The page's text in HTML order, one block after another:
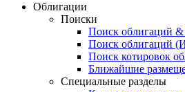
Облигации
Поиски
Поиск облигаций
Поиск облигаций
Поиск котировок
Ближайшие
Специальные разделы